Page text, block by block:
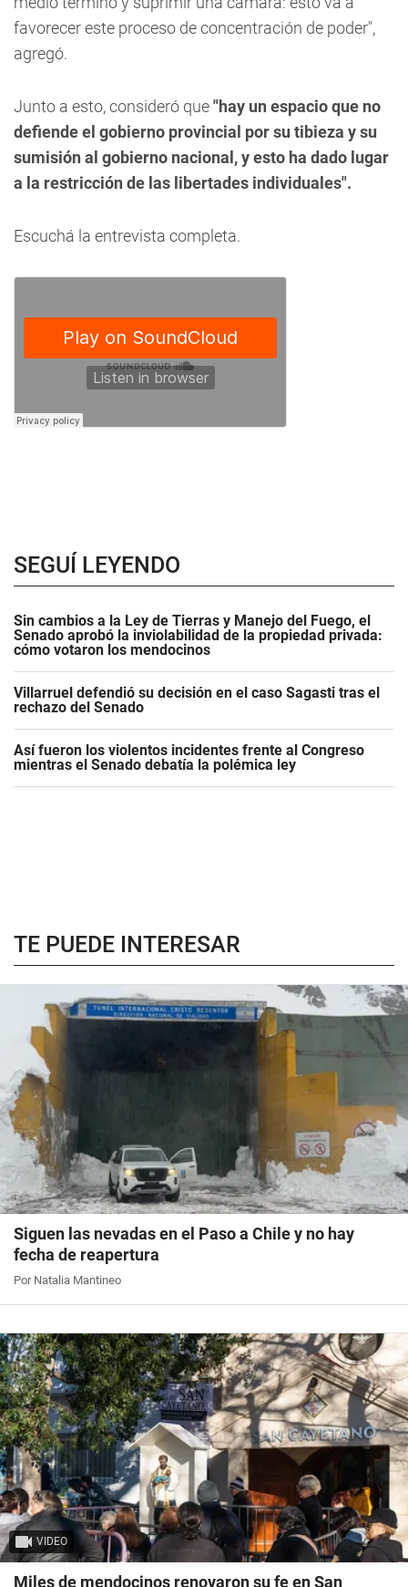
favorecer este proceso de concentración de poder",
agregó.
Junto a esto, consideró que"hay un espacio que no
defiende el gobierno provincial por su tibieza y su
sumisión al gobierno nacional, y esto ha dado lugar
a la restricción de las libertades individuales".
Escuchá la entrevista completa.
SEGUÍ LEYENDO
Sin cambios a la Ley de Tierras y Manejo del Fuego, el
Senado aprobó la inviolabilidad de la propiedad privada:
cómo votaron los mendocinos
Villarruel defendió su decisión en el caso Sagasti tras el
rechazo del Senado
Así fueron los violentos incidentes frente al Congreso
mientras el Senado debatía la polémica ley
TE PUEDE INTERESAR
Siguen las nevadas en el Paso a Chile y no hay
fecha de reapertura
Por Natalia Mantineo
VIDEO
Miles de mendocinos renovaron su fe en San